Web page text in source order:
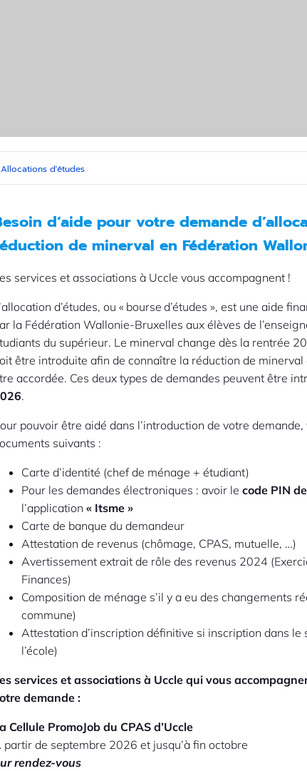
Allocations d'études
d’aide pour votre demande
de minerval en Fédération
services et associations à Uccle vous accompagnent !
d’études, ou « bourse d’études », est une aide
la Fédération Wallonie-Bruxelles aux élèves de
du supérieur. Le minerval change dès la rentrée
être introduite afin de connaître la réduction de
accordée. Ces deux types de demandes peuvent être
.
pouvoir être aidé dans l’introduction de votre
suivants :
Carte d’identité (chef de ménage + étudiant)
Pour les demandes électroniques : avoir lecode PIN
l’application« Itsme »
Carte de banque du demandeur
Attestation de revenus (chômage, CPAS, mutuelle, …)
Avertissement extrait de rôle des revenus 2024
Finances)
Composition de ménage s’il y a eu des changements
commune)
Attestation d’inscription définitive si inscription dans le
l’école)
services et associations à Uccle qui vous
demande :
Cellule PromoJob du CPAS d’Uccle
partir de septembre 2026 et jusqu’à fin octobre
rendez-vous